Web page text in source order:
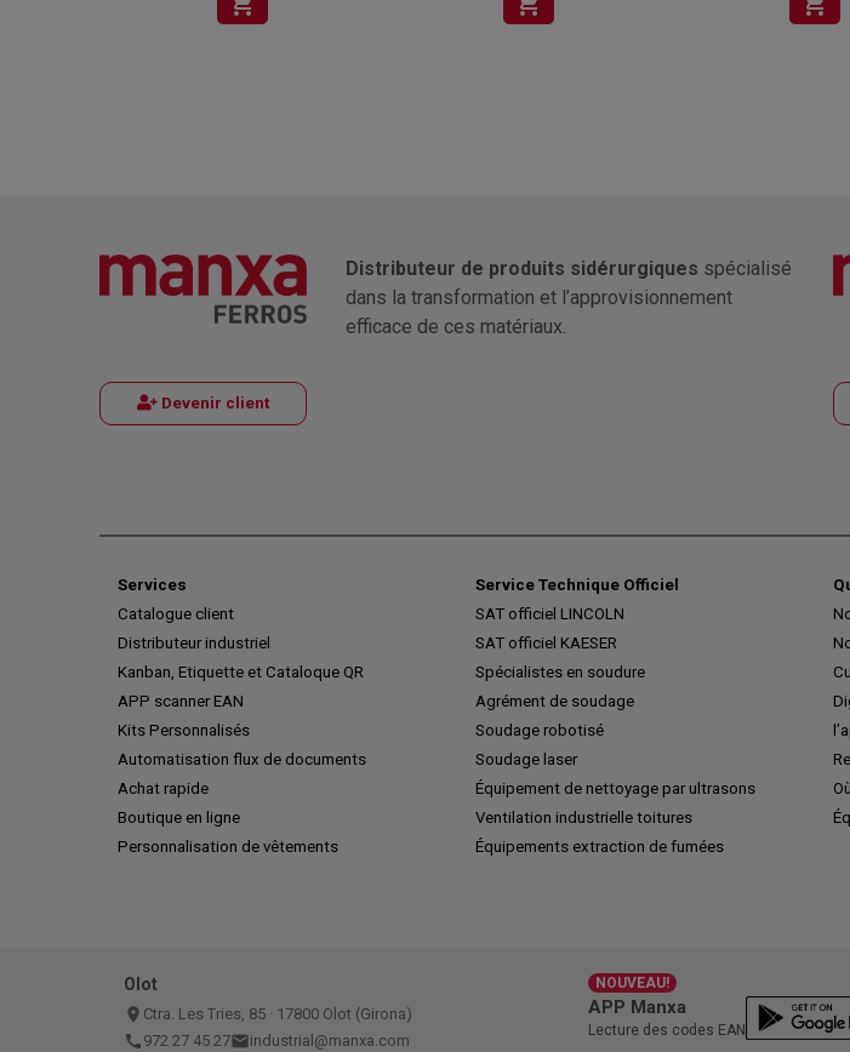
Devenir client
Distributeur de produits sidérurgiques spécialisé
dans la transformation et l’approvisionnement
efficace de ces matériaux.
Services
Catalogue client
Distributeur industriel
Kanban, Etiquette et Cataloque QR
APP scanner EAN
Kits Personnalisés
Automatisation flux de documents
Achat rapide
Boutique en ligne
Personnalisation de vêtements
Service Technique Officiel
SAT officiel LINCOLN
SAT officiel KAESER
Spécialistes en soudure
Agrément de soudage
Soudage robotisé
Soudage laser
Équipement de nettoyage par ultrasons
Ventilation industrielle toitures
Équipements extraction de fumées
Olot
place Ctra. Les Tries, 85 · 17800 Olot (Girona)
call 972 27 45 27emailindustrial@manxa.com
NOUVEAU!
APP Manxa
Lecture des codes EAN